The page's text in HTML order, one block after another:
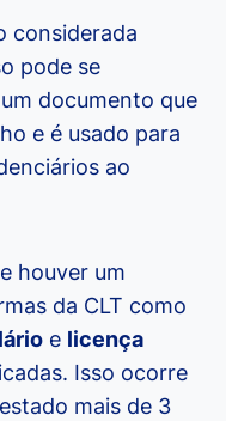
considerada
pode se
documento que
e é usado para
ao
houver um
da CLT como
e licença
Isso ocorre
mais de 3